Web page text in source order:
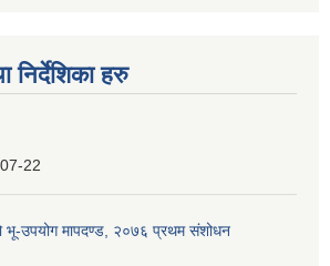
हरु
22
भू-उपयोग मापदण्ड, २०७६ प्रथम संशोधन